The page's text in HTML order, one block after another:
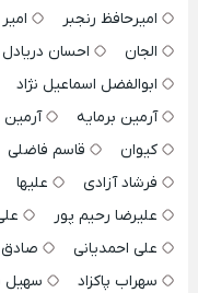
امیرحافظ رنجبر
الجان
احسان دریادل
ابوالفضل اسماعیل نژاد
آرمین برمایه
آرمین
کیوان
قاسم فاضلی
فرشاد آزادی
علیها
علیرضا رحیم پور
علی احمدیانی
صادق
سهراب پاکزاد
سهیل